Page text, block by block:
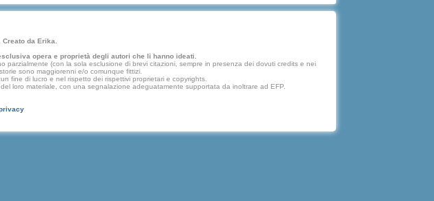
Creato da Erika.
opera e proprietà degli autori che li hanno ideati.
parzialmente (con la sola esclusione di brevi citazioni, sempre in presenza dei dovuti credits e nei
sono maggiorenni e/o comunque fittizi.
fine di lucro e nel rispetto dei rispettivi proprietari e copyrights.
loro materiale, con una segnalazione adeguatamente supportata da inoltrare ad EFP.